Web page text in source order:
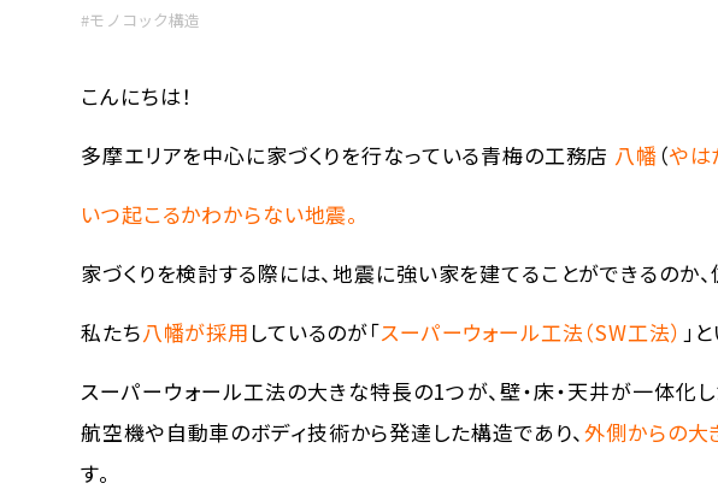
#モノコック構造
こんにちは！
多摩エリアを中心に家づくりを行なっている青梅の工務店 八幡（やは
いつ起こるかわからない地震。
家づくりを検討する際には、地震に強い家を建てることができるのか
私たち八幡が採用 しているのが「スーパーウォール工法（SW工法） 」
スーパーウォール工法の大きな特長の1つが、壁・床・天井が一体化し
航空機や自動車のボディ技術から発達した構造であり、外側からの大
す。